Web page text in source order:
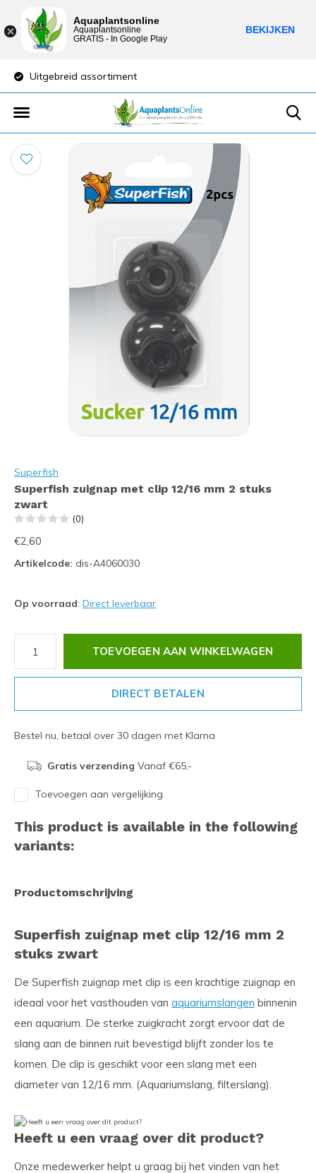
Uitgebreid assortiment
Superfish
Superfish zuignap met clip 12/16 mm 2 stuks
zwart
(0)
€2,60
Artikelcode: dis-A4060030
Op voorraad: Direct leverbaar
TOEVOEGEN AAN WINKELWAGEN
DIRECT BETALEN
Bestel nu, betaal over 30 dagen met Klarna
Gratis verzending Vanaf €65,-
Toevoegen aan vergelijking
This product is available in the following
variants:
Productomschrijving
Superfish zuignap met clip 12/16 mm 2
stuks zwart
De Superfish zuignap met clip is een krachtige zuignap en
ideaal voor het vasthouden van aquariumslangen binnenin
een aquarium. De sterke zuigkracht zorgt ervoor dat de
slang aan de binnen ruit bevestigd blijft zonder los te
komen. De clip is geschikt voor een slang met een
diameter van 12/16 mm. (Aquariumslang, filterslang).
Heeft u een vraag over dit product?
Onze medewerker helpt u graag bij het vinden van het
Aquaplantsonline
Aquaplantsonline
GRATIS - In Google Play
BEKIJKEN